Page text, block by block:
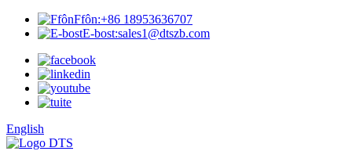
Ffôn:+86 18953636707
E-bost:sales1@dtszb.com
English